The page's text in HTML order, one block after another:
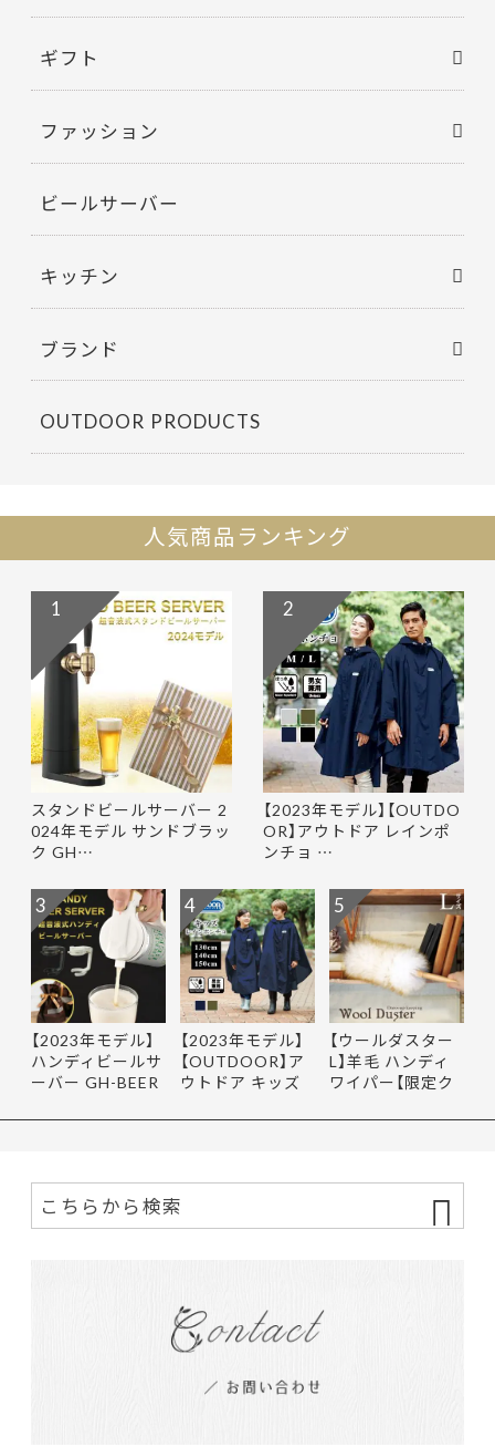
ギフト
ファッション
ビールサーバー
キッチン
ブランド
OUTDOOR PRODUCTS
人気商品ランキング
スタンドビールサーバー 2
024年モデル サンドブラッ
ク GH…
1
【2023年モデル】【OUTDO
OR】アウトドア レインポ
ンチョ …
2
【2023年モデル】
ハンディビールサ
ーバー GH-BEER
3
【2023年モデル】
【OUTDOOR】ア
ウトドア キッズ
4
【ウールダスター
L】羊毛 ハンディ
ワイパー【限定ク
5